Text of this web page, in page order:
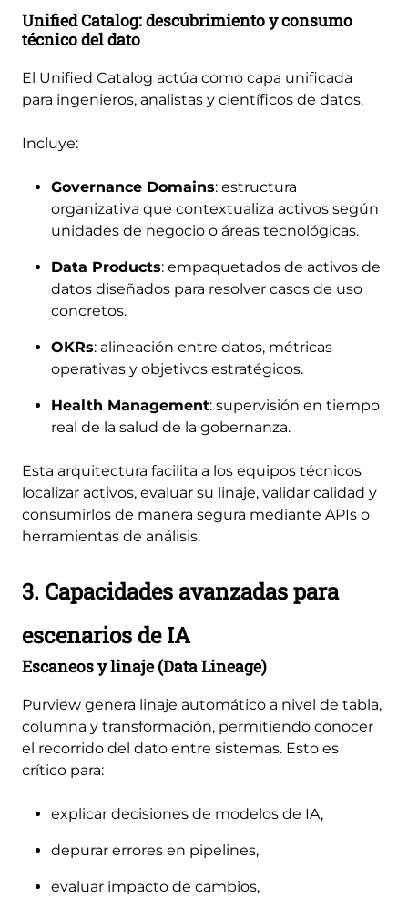
Unified Catalog: descubrimiento y consumo
técnico del dato
El Unified Catalog actúa como capa unificada
para ingenieros, analistas y científicos de datos.
Incluye:
Governance Domains: estructura
organizativa que contextualiza activos según
unidades de negocio o áreas tecnológicas.
Data Products: empaquetados de activos de
datos diseñados para resolver casos de uso
concretos.
OKRs: alineación entre datos, métricas
operativas y objetivos estratégicos.
Health Management: supervisión en tiempo
real de la salud de la gobernanza.
Esta arquitectura facilita a los equipos técnicos
localizar activos, evaluar su linaje, validar calidad y
consumirlos de manera segura mediante APIs o
herramientas de análisis.
3. Capacidades avanzadas para
escenarios de IA
Escaneos y linaje (Data Lineage)
Purview genera linaje automático a nivel de tabla,
columna y transformación, permitiendo conocer
el recorrido del dato entre sistemas. Esto es
crítico para:
explicar decisiones de modelos de IA,
depurar errores en pipelines,
evaluar impacto de cambios,